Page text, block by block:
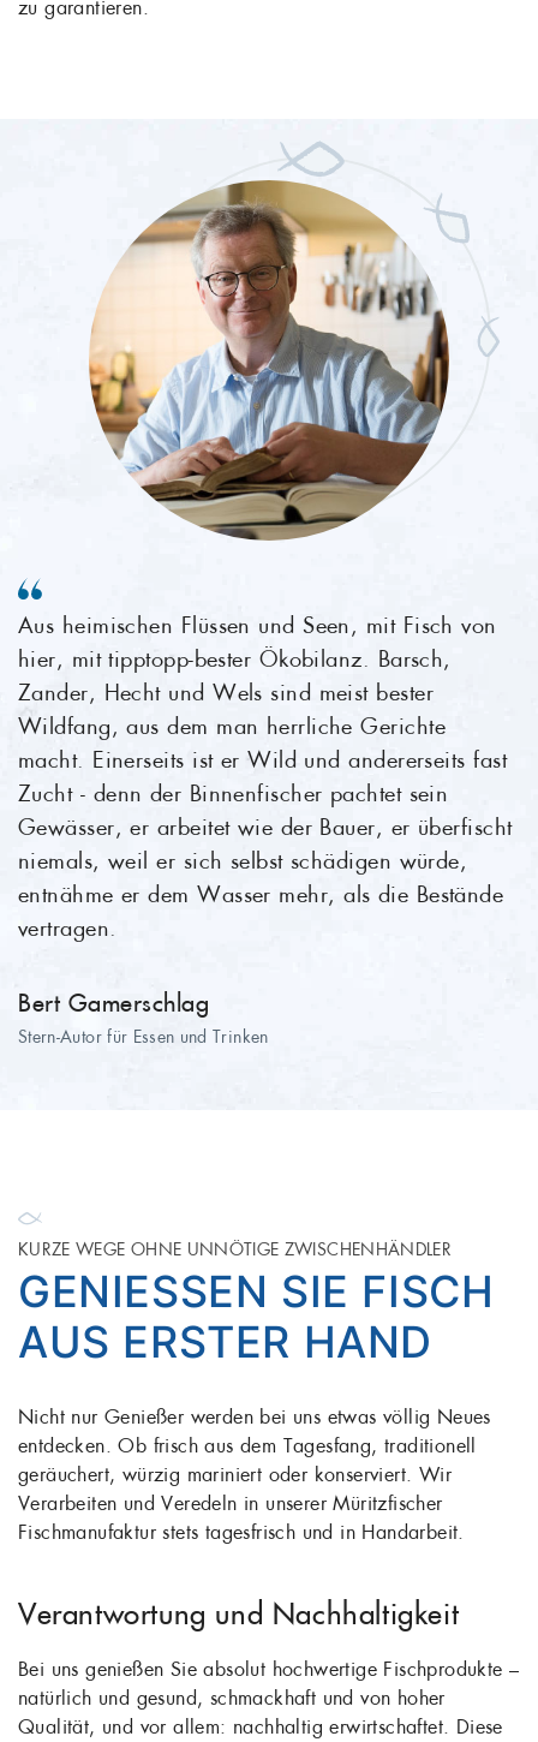
zu garantieren.
Aus heimischen Flüssen und Seen, mit Fisch von
hier, mit tipptopp-bester Ökobilanz. Barsch,
Zander, Hecht und Wels sind meist bester
Wildfang, aus dem man herrliche Gerichte
macht. Einerseits ist er Wild und andererseits fast
Zucht - denn der Binnenfischer pachtet sein
Gewässer, er arbeitet wie der Bauer, er überfischt
niemals, weil er sich selbst schädigen würde,
entnähme er dem Wasser mehr, als die Bestände
vertragen.
Bert Gamerschlag
Stern-Autor für Essen und Trinken
KURZE WEGE OHNE UNNÖTIGE ZWISCHENHÄNDLER
GENIESSEN SIE FISCH A
US ERSTER HAND
Nicht nur Genießer werden bei uns etwas völlig Neues
entdecken. Ob frisch aus dem Tagesfang, traditionell
geräuchert, würzig mariniert oder konserviert. Wir
Verarbeiten und Veredeln in unserer Müritzfischer
Fischmanufaktur stets tagesfrisch und in Handarbeit.
Verantwortung und Nachhaltigkeit
Bei uns genießen Sie absolut hochwertige Fischprodukte –
natürlich und gesund, schmackhaft und von hoher
Qualität, und vor allem: nachhaltig erwirtschaftet. Diese